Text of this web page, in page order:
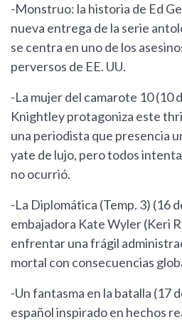
-Monstruo: la historia de Ed
nueva entrega de la serie
se centra en uno de los
perversos de EE. UU.
-La mujer del camarote 10 (10
Knightley protagoniza este
una periodista que presencia
yate de lujo, pero todos
no ocurrió.
-La Diplomática (Temp. 3) (16
embajadora Kate Wyler (Keri
enfrentar una frágil
mortal con consecuencias
-Un fantasma en la batalla (17
español inspirado en hechos